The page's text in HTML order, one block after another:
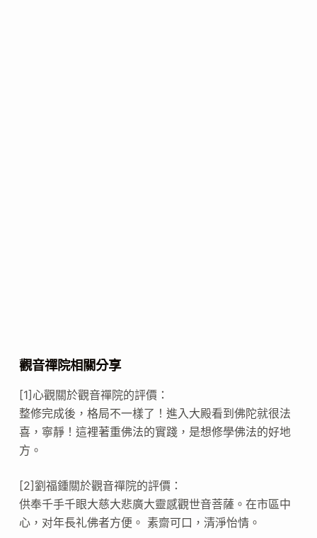
觀音禪院相關分享
[1]心觀關於觀音禪院的評價：
整修完成後，格局不一樣了！進入大殿看到佛陀就很法
喜，寧靜！這裡著重佛法的實踐，是想修學佛法的好地
方。
[2]劉福鍾關於觀音禪院的評價：
供奉千手千眼大慈大悲廣大靈感觀世音菩薩。在市區中
心，对年長礼佛者方便。 素齋可口，清淨怡情。